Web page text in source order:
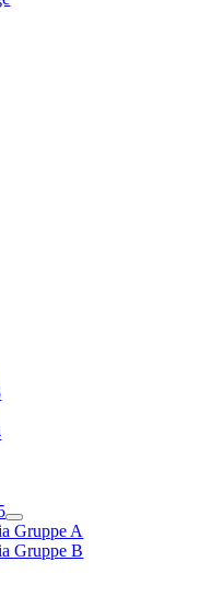
Gruppe A
Gruppe B